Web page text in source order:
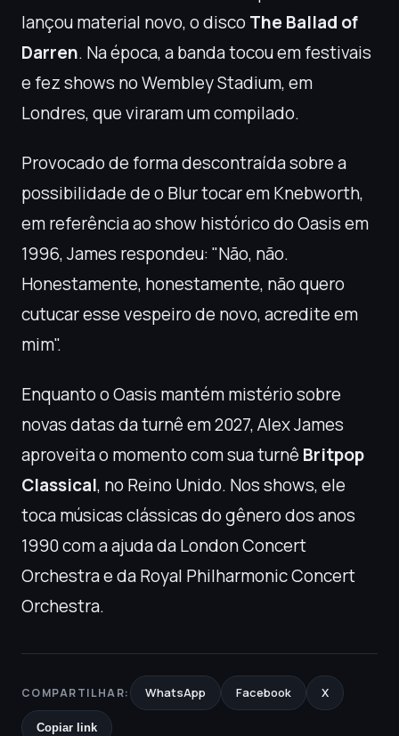
lançou material novo, o discoThe Ballad of
Darren. Na época, a banda tocou em festivais
e fez shows no Wembley Stadium, em
Londres, que viraram um compilado.
Provocado de forma descontraída sobre a
possibilidade de o Blur tocar em Knebworth,
em referência ao show histórico do Oasis em
1996, James respondeu: "Não, não.
Honestamente, honestamente, não quero
cutucar esse vespeiro de novo, acredite em
mim".
Enquanto o Oasis mantém mistério sobre
novas datas da turnê em 2027, Alex James
aproveita o momento com sua turnê Britpop
Classical, no Reino Unido. Nos shows, ele
toca músicas clássicas do gênero dos anos
1990 com a ajuda da London Concert
Orchestra e da Royal Philharmonic Concert
Orchestra.
COMPARTILHAR: WhatsApp Facebook X
Copiar link